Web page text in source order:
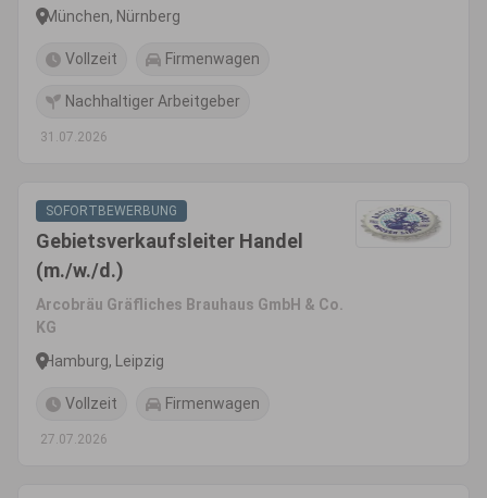
München, Nürnberg
Vollzeit Firmenwagen
Nachhaltiger Arbeitgeber
31.07.2026
SOFORTBEWERBUNG
Gebietsverkaufsleiter Handel
(m./w./d.)
Arcobräu Gräfliches Brauhaus GmbH & Co.
KG
Hamburg, Leipzig
Vollzeit Firmenwagen
27.07.2026